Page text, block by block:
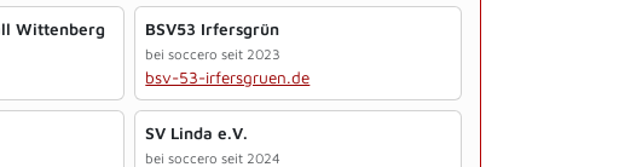
Wittenberg BSV53 Irfersgrün
bei soccero seit 2023
bsv-53-irfersgruen.de
SV Linda e.V.
bei soccero seit 2024